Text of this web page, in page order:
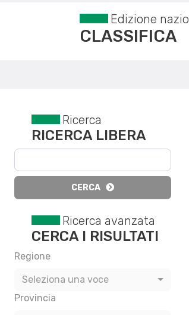
Edizione
CLASSIFICA
Ricerca
RICERCA LIBERA
CERCA
Ricerca avanzata
CERCA I RISULTATI
Regione
Seleziona una voce
Provincia